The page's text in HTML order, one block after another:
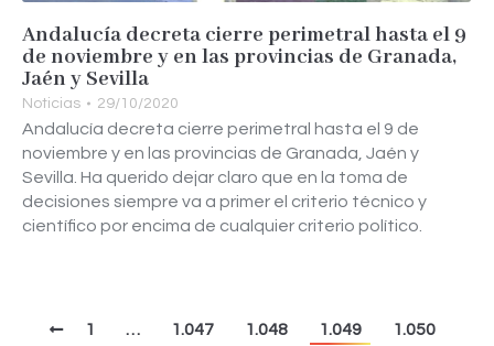
Andalucía decreta cierre perimetral hasta el 9
de noviembre y en las provincias de Granada,
Jaén y Sevilla
Noticias 29/10/2020
Andalucía decreta cierre perimetral hasta el 9 de
noviembre y en las provincias de Granada, Jaén y
Sevilla. Ha querido dejar claro que en la toma de
decisiones siempre va a primer el criterio técnico y
científico por encima de cualquier criterio político.
1 … 1.047 1.048 1.049
1.050